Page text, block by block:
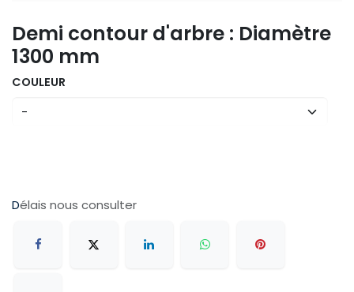
Demi contour d'arbre : Diamètre
1300 mm
COULEUR
Délais nous consulter